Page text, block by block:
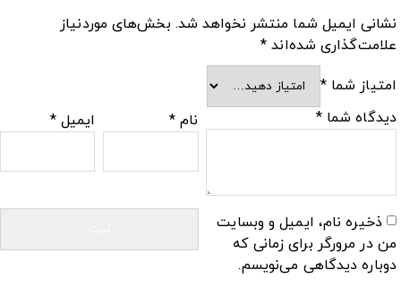
نشانی ایمیل شما منتشر نخواهد شد. بخش‌های موردنیاز
علامت‌گذاری شده‌اند *
امتیاز شما*
دیدگاه شما* نام * ایمیل*
ذخیره نام، ایمیل و وبسایت
من در مرورگر برای زمانی که
دوباره دیدگاهی می‌نویسم.